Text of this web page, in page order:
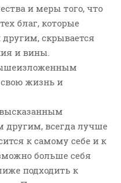
и меры того, что
благ, которые
скрывается
и вины.
жизнь и
другим, всегда лучше
к самому себе и к
больше себя
подходить к